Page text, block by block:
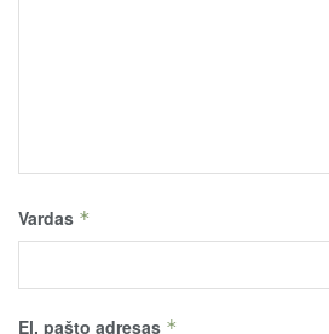
Vardas *
El. pašto adresas *